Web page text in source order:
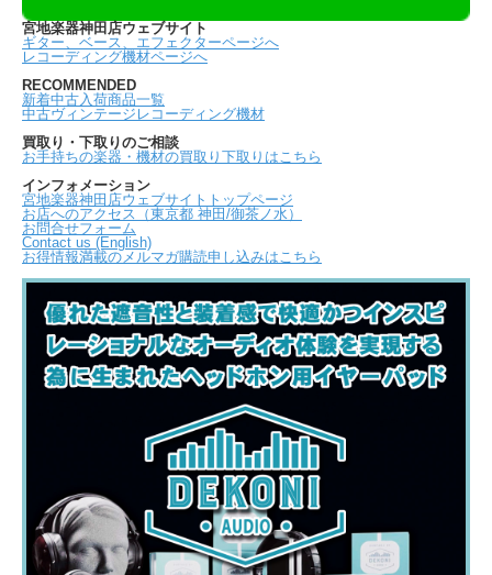
宮地楽器神田店ウェブサイト
ギター、ベース、エフェクターページへ
レコーディング機材ページへ
RECOMMENDED
新着中古入荷商品一覧
中古ヴィンテージレコーディング機材
買取り・下取りのご相談
お手持ちの楽器・機材の買取り下取りはこちら
インフォメーション
宮地楽器神田店ウェブサイトトップページ
お店へのアクセス（東京都 神田/御茶ノ水）
お問合せフォーム
Contact us (English)
お得情報満載のメルマガ購読申し込みはこちら